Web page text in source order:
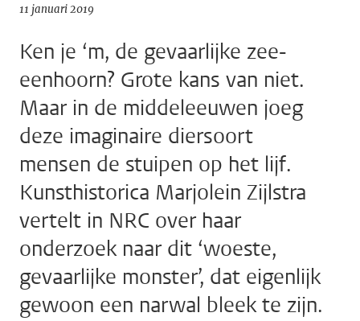
11 januari 2019
Ken je ‘m, de gevaarlijke zee-
eenhoorn? Grote kans van niet.
Maar in de middeleeuwen joeg
deze imaginaire diersoort
mensen de stuipen op het lijf.
Kunsthistorica Marjolein Zijlstra
vertelt in NRC over haar
onderzoek naar dit ‘woeste,
gevaarlijke monster’, dat eigenlijk
gewoon een narwal bleek te zijn.